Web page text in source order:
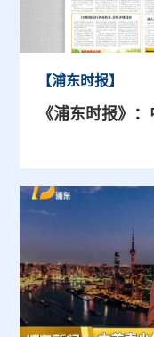
【浦东时报】
《浦东时报》